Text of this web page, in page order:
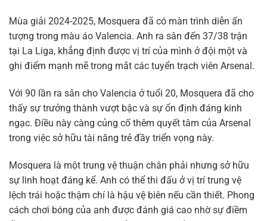
Mùa giải 2024-2025, Mosquera đã có màn trình diễn ấn
tượng trong màu áo Valencia. Anh ra sân đến 37/38 trận
tại La Liga, khẳng định được vị trí của mình ở đội một và
ghi điểm mạnh mẽ trong mắt các tuyển trạch viên Arsenal.
Với 90 lần ra sân cho Valencia ở tuổi 20, Mosquera đã cho
thấy sự trưởng thành vượt bậc và sự ổn định đáng kinh
ngạc. Điều này càng củng cố thêm quyết tâm của Arsenal
trong việc sở hữu tài năng trẻ đầy triển vọng này.
Mosquera là một trung vệ thuận chân phải nhưng sở hữu
sự linh hoạt đáng kể. Anh có thể thi đấu ở vị trí trung vệ
lệch trái hoặc thậm chí là hậu vệ biên nếu cần thiết. Phong
cách chơi bóng của anh được đánh giá cao nhờ sự điềm